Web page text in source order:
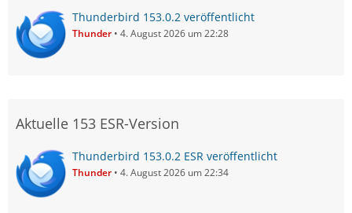
Thunderbird 153.0.2 veröffentlicht
Thunder 4. August 2026 um 22:28
Aktuelle 153 ESR-Version
Thunderbird 153.0.2 ESR veröffentlicht
Thunder 4. August 2026 um 22:34